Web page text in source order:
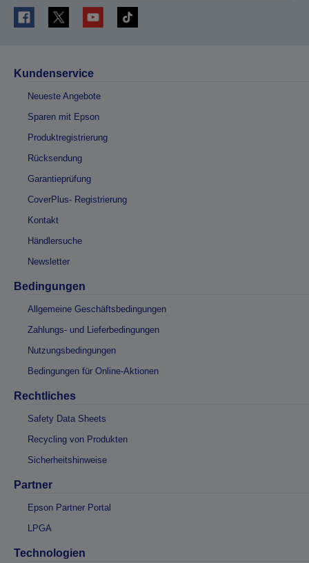
Kundenservice
Neueste Angebote
Sparen mit Epson
Produktregistrierung
Rücksendung
Garantieprüfung
CoverPlus- Registrierung
Kontakt
Händlersuche
Newsletter
Bedingungen
Allgemeine Geschäftsbedingungen
Zahlungs- und Lieferbedingungen
Nutzungsbedingungen
Bedingungen für Online-Aktionen
Rechtliches
Safety Data Sheets
Recycling von Produkten
Sicherheitshinweise
Partner
Epson Partner Portal
LPGA
Technologien